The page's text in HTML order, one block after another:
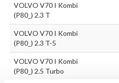
VOLVO V70 I Kombi
(P80_) 2.3 T
VOLVO V70 I Kombi
(P80_) 2.3 T-5
VOLVO V70 I Kombi
(P80_) 2.5 Turbo